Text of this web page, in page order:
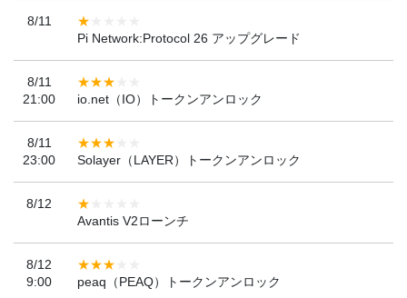
8/11
Pi Network:Protocol 26 アップグレード
8/11
21:00
io.net（IO）トークンアンロック
8/11
23:00
Solayer（LAYER）トークンアンロック
8/12
Avantis V2ローンチ
8/12
9:00
peaq（PEAQ）トークンアンロック